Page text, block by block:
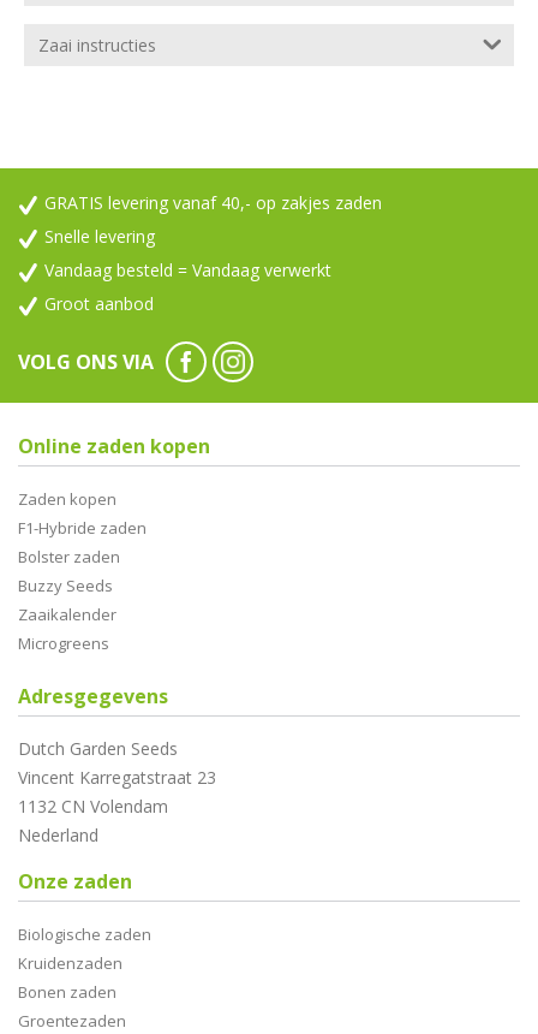
Zaai instructies
GRATIS levering vanaf 40,- op zakjes zaden
Snelle levering
Vandaag besteld = Vandaag verwerkt
Groot aanbod
VOLG ONS VIA
Online zaden kopen
Zaden kopen
F1-Hybride zaden
Bolster zaden
Buzzy Seeds
Zaaikalender
Microgreens
Adresgegevens
Dutch Garden Seeds
Vincent Karregatstraat 23
1132 CN Volendam
Nederland
Onze zaden
Biologische zaden
Kruidenzaden
Bonen zaden
Groentezaden